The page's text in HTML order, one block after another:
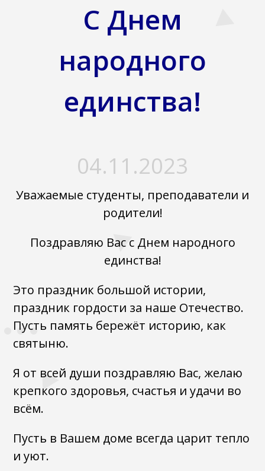
С Днем
народного
единства!
04.11.2023
Уважаемые студенты, преподаватели и
родители!
Поздравляю Вас с Днем народного
единства!
Это праздник большой истории,
праздник гордости за наше Отечество.
Пусть память бережёт историю, как
святыню.
Я от всей души поздравляю Вас, желаю
крепкого здоровья, счастья и удачи во
всём.
Пусть в Вашем доме всегда царит тепло
и уют.